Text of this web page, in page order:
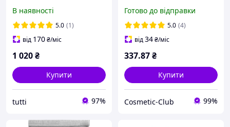
50 мл
В наявності
5.0 (1)
від 170₴/міс
1 020₴
Купити
tutti 97%
Crystal Blonde
(3600524080143)
Готово до відправки
5.0 (4)
від34₴/міс
337.87₴
Купити
Cosmetic-Club 99%